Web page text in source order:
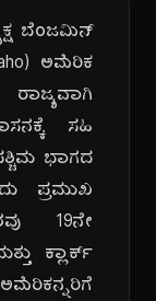
ಬೆಂಜಮಿನ್
ಅಮೆರಿಕ
ಸಹಿ
ಭಾಗದ
ಪ್ರಮುಖ
19ನೇ
ಕ್ಲಾರ್ಕ್